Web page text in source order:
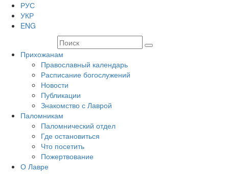
РУС
УКР
ENG
Прихожанам
Православный календарь
Расписание богослужений
Новости
Публикации
Знакомство с Лаврой
Паломникам
Паломнический отдел
Где остановиться
Что посетить
Пожертвование
О Лавре